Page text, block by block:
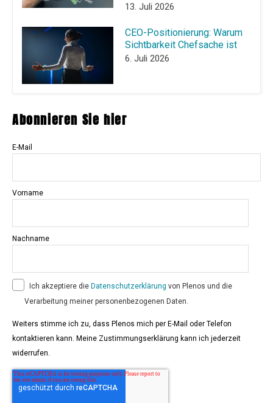
13. Juli 2026
CEO-Positionierung: Warum
Sichtbarkeit Chefsache ist
6. Juli 2026
Abonnieren Sie hier
E-Mail
Vorname
Nachname
Ich akzeptiere die Datenschutzerklärung von Plenos und die
Verarbeitung meiner personenbezogenen Daten.
Weiters stimme ich zu, dass Plenos mich per E-Mail oder Telefon
kontaktieren kann. Meine Zustimmungserklärung kann ich jederzeit
widerrufen.